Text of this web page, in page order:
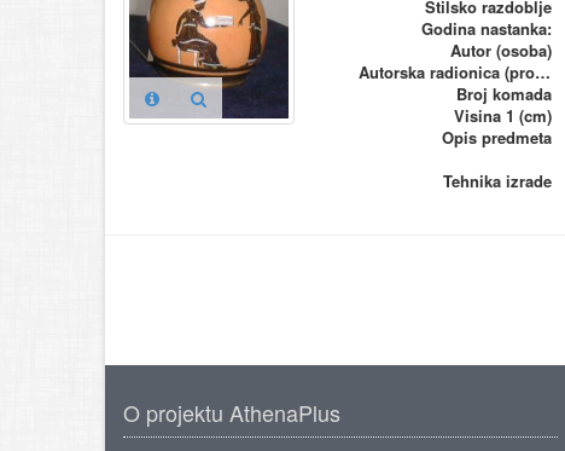
Stilsko razdoblje
Godina nastanka:
Autor (osoba)
Autorska radionica (proizvođač)
Broj komada
Visina 1 (cm)
Opis predmeta
Tehnika izrade
O projektu AthenaPlus